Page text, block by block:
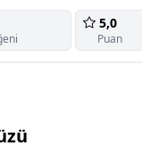
5,0
Puan